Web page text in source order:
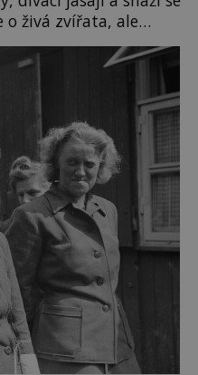
živá zvířata, ale
to ale bylo jinak.
jeden z
zvyků […]